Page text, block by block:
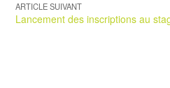
ARTICLE SUIVANT
Lancement des inscriptions au